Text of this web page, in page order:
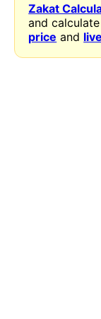
Zakat
and
price and